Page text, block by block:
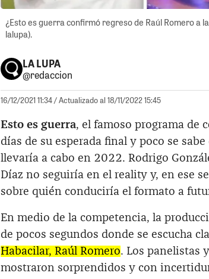
¿Esto es guerra confirmó regreso de Raúl Romero a
lalupa).
LA LUPA
@redaccion
16/12/2021 11:34/ Actualizado al 18/11/2022 15:45
Esto es guerra, el famoso programa de
días de su esperada final y poco se
llevaría a cabo en 2022. Rodrigo
Díaz no seguiría en el reality y, en ese
sobre quién conduciría el formato a
En medio de la competencia, la
de pocos segundos donde se escucha
Habacilar, Raúl Romero. Los panelistas
mostraron sorprendidos y con